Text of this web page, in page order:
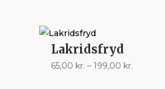
Lakridsfryd
65,00 kr. – 199,00 kr.